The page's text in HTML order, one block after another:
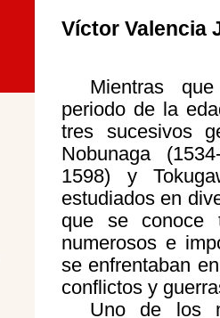
Víctor Valencia
Mientras
periodo de la
tres sucesivos
Nobunaga
1598) y
estudiados en
que se conoce
numerosos e
se enfrentaban
conflictos y
Uno de los